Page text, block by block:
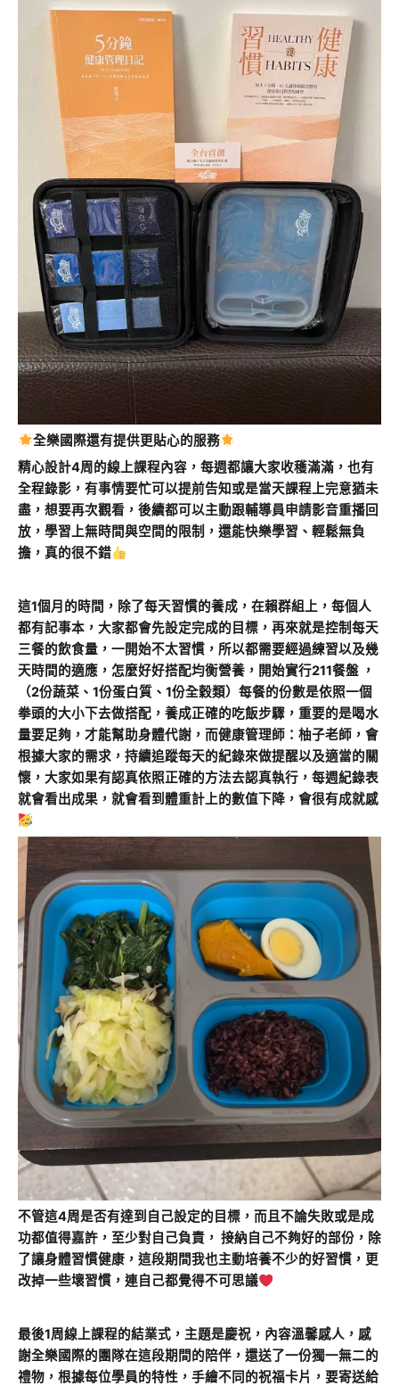
全樂國際還有提供更貼心的服務
精心設計4周的線上課程內容，每週都讓大家收穫滿滿，也有
全程錄影，有事情要忙可以提前告知或是當天課程上完意猶未
盡，想要再次觀看，後續都可以主動跟輔導員申請影音重播回
放，學習上無時間與空間的限制，還能快樂學習、輕鬆無負
擔，真的很不錯
這1個月的時間，除了每天習慣的養成，在賴群組上，每個人
都有記事本，大家都會先設定完成的目標，再來就是控制每天
三餐的飲食量，一開始不太習慣，所以都需要經過練習以及幾
天時間的適應，怎麼好好搭配均衡營養，開始實行211餐盤 ，
（2份蔬菜、1份蛋白質、1份全穀類）每餐的份數是依照一個
拳頭的大小下去做搭配，養成正確的吃飯步驟，重要的是喝水
量要足夠，才能幫助身體代謝，而健康管理師：柚子老師，會
根據大家的需求，持續追蹤每天的紀錄來做提醒以及適當的關
懷，大家如果有認真依照正確的方法去認真執行，每週紀錄表
就會看出成果，就會看到體重計上的數值下降，會很有成就感
不管這4周是否有達到自己設定的目標，而且不論失敗或是成
功都值得嘉許，至少對自己負責， 接納自己不夠好的部份，除
了讓身體習慣健康，這段期間我也主動培養不少的好習慣，更
改掉一些壞習慣，連自己都覺得不可思議
最後1周線上課程的結業式，主題是慶祝，內容溫馨感人，感
謝全樂國際的團隊在這段期間的陪伴，還送了一份獨一無二的
禮物，根據每位學員的特性，手繪不同的祝福卡片，要寄送給